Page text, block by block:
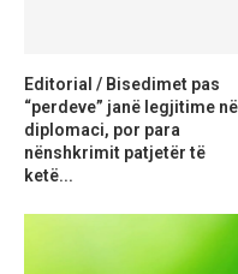
Editorial / Bisedimet pas
“perdeve” janë legjitime në
diplomaci, por para
nënshkrimit patjetër të
ketë...